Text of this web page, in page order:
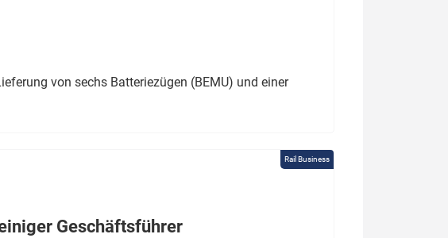
von sechs Batteriezügen (BEMU) und einer
Rail Business
Geschäftsführer